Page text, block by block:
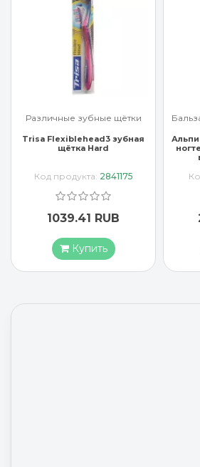
Бальзам крем - гель для рук
Альпинамед крем для рук и
ногтей с маслом Примулы
Код продукта:1811321
2765.92 RUB
Купить